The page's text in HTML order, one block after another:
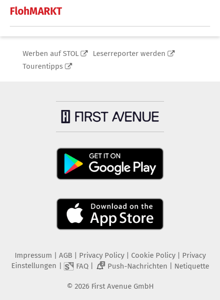
FlohMARKT
Werben auf STOL
Leserreporter werden
Tourentipps
Impressum AGB Privacy Policy| Cookie Policy| Privacy
Einstellungen
FAQ| 2 Push-Nachrichten Netiquette
© 2026 First Avenue GmbH